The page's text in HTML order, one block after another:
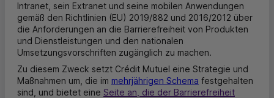
Intranet, sein Extranet und seine mobilen Anwendungen
gemäß den Richtlinien (EU) 2019/882 und 2016/2012 über
die Anforderungen an die Barrierefreiheit von Produkten
und Dienstleistungen und den nationalen
Umsetzungsvorschriften zugänglich zu machen.
Zu diesem Zweck setzt Crédit Mutuel eine Strategie und
Maßnahmen um, die im mehrjährigen Schema festgehalten
sind, und bietet eine Seite an, die der Barrierefreiheit